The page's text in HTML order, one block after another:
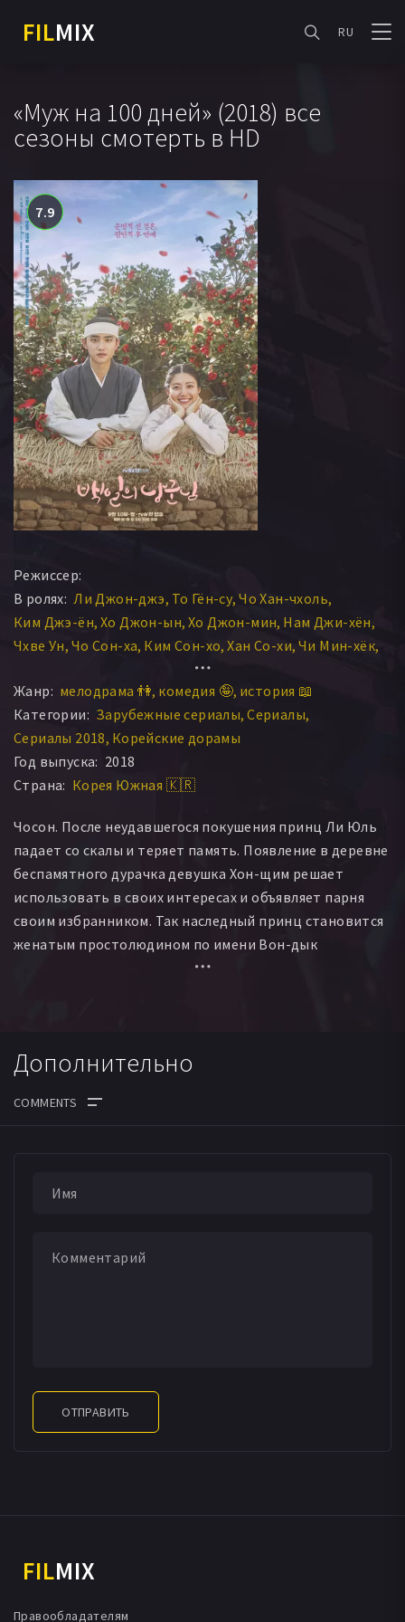
FILMIX RU
«Муж на 100 дней» (2018) все
сезоны смотерть в HD
7.9
Режиссер:
В ролях: Ли Джон-джэ То Гён-су Чо Хан-чхоль
Ким Джэ-ён Хо Джон-ын Хо Джон-мин Нам Джи-хён
Чхве Ун Чо Сон-ха Ким Сон-хо Хан Со-хи Чи Мин-хёк
Ли Мин-джи
Кан Ён-сок
Жанр: мелодрама 👫 комедия 🤪 история 📖
Категории: Зарубежные сериалы Сериалы
Сериалы 2018 Корейские дорамы
Год выпуска: 2018
Страна: Корея Южная 🇰🇷
Чосон. После неудавшегося покушения принц Ли Юль
падает со скалы и теряет память. Появление в деревне
беспамятного дурачка девушка Хон-щим решает
использовать в своих интересах и объявляет парня
своим избранником. Так наследный принц становится
женатым простолюдином по имени Вон-дык
Дополнительно
ОТПРАВИТЬ
FILMIX
Правообладателям